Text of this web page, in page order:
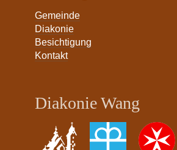
Gemeinde
Diakonie
Besichtigung
Kontakt
Diakonie Wang